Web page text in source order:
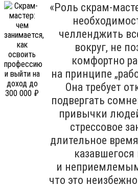
«Роль скрам-
челленджить
вокруг, не
комфортно
на принципе
Она требует
подвергать
привычки
стрессовое
длительное
и
что это